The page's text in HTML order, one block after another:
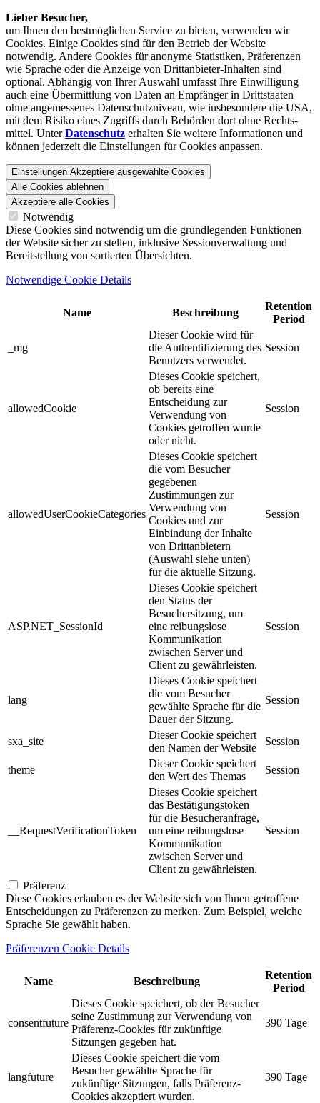
Lieber Besucher,
um Ihnen den best­möglichen Service zu bieten, verwenden wir
Cookies. Einige Cookies sind für den Betrieb der Website
notwendig. Andere Cookies für anonyme Statistiken, Präferenzen
wie Sprache oder die Anzeige von Dritt­anbieter-Inhalten sind
optional. Abhängig von Ihrer Auswahl umfasst Ihre Einwilligung
auch eine Übermittlung von Daten an Empfänger in Drittstaaten
ohne angemessenes Daten­schutz­niveau, wie insbesondere die USA,
mit dem Risiko eines Zugriffs durch Behörden dort ohne Rechts­
mittel. UnterDatenschutz erhalten Sie weitere Informationen und
können jederzeit die Einstellungen für Cookies anpassen.
Einstellungen Akzeptiere ausgewählte Cookies
Alle Cookies ablehnen
Akzeptiere alle Cookies
Notwendig
Diese Cookies sind notwendig um die grundlegenden Funktionen
der Website sicher zu stellen, inklusive Sessionverwaltung und
Bereitstellung von sortierten Übersichten.
Notwendige Cookie Details
Name Beschreibung
Retention
Period
_mg
Dieser Cookie wird für
die Authentifizierung des
Benutzers verwendet.
Session
allowedCookie
Dieses Cookie speichert,
ob bereits eine
Entscheidung zur
Verwendung von
Cookies getroffen wurde
oder nicht.
Session
allowedUserCookieCategories
Dieses Cookie speichert
die vom Besucher
gegebenen
Zustimmungen zur
Verwendung von
Cookies und zur
Einbindung der Inhalte
von Drittanbietern
(Auswahl siehe unten)
für die aktuelle Sitzung.
Session
ASP.NET_SessionId
Dieses Cookie speichert
den Status der
Besuchersitzung, um
eine reibungslose
Kommunikation
zwischen Server und
Client zu gewährleisten.
Session
lang
Dieses Cookie speichert
die vom Besucher
gewählte Sprache für die
Dauer der Sitzung.
Session
sxa_site
Dieser Cookie speichert
den Namen der Website
Session
theme
Dieser Cookie speichert
den Wert des Themas
Session
__RequestVerificationToken
Dieses Cookie speichert
das Bestätigungstoken
für die Besucheranfrage,
um eine reibungslose
Kommunikation
zwischen Server und
Client zu gewährleisten.
Session
Präferenz
Diese Cookies erlauben es der Website sich von Ihnen getroffene
Entscheidungen zu Präferenzen zu merken. Zum Beispiel, welche
Sprache Sie gewählt haben.
Präferenzen Cookie Details
Name Beschreibung
Retention
Period
consentfuture
Dieses Cookie speichert, ob der Besucher
seine Zustimmung zur Verwendung von
Präferenz-Cookies für zukünftige
Sitzungen gegeben hat.
390 Tage
langfuture
Dieses Cookie speichert die vom
Besucher gewählte Sprache für
zukünftige Sitzungen, falls Präferenz-
Cookies akzeptiert wurden.
390 Tage